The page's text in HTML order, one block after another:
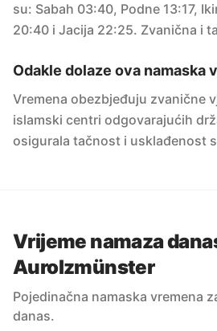
su: Sabah 03:40, Podne 13:17,
20:40 i Jacija 22:25. Zvanična i
Odakle dolaze ova namaska
Vremena obezbjeđuju zvanične
islamski centri odgovarajućih
osigurala tačnost i usklađenost
Vrijeme namaza
Aurolzmünster
Pojedinačna namaska vremena
danas.